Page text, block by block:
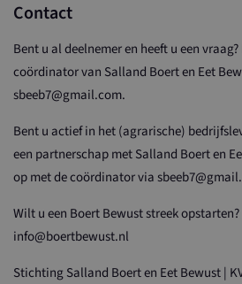
Contact
Bent u al deelnemer en heeft u een
coördinator van Salland Boert en Eet
sbeeb7@gmail.com.
Bent u actief in het (agrarische)
een partnerschap met Salland Boert en
op met de coördinator via
Wilt u een Boert Bewust streek
info@boertbewust.nl
Stichting Salland Boert en Eet Bewust |